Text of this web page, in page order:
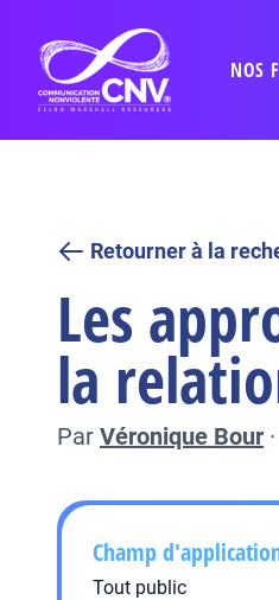
NOS
Retourner à la
Les
la
Par Véronique Bour ·
Champ
Tout public